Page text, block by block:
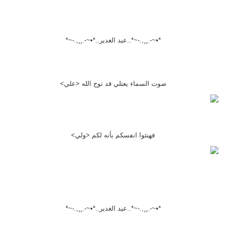
*•~-.¸¸,.-~*..عيد الغدير..*•~-.¸¸,.-~*
صوت السماء يعتلي قد توج الله <علي>
فهنئوا انفسكم بأنه لكم <ولي>
*•~-.¸¸,.-~*..عيد الغدير..*•~-.¸¸,.-~*